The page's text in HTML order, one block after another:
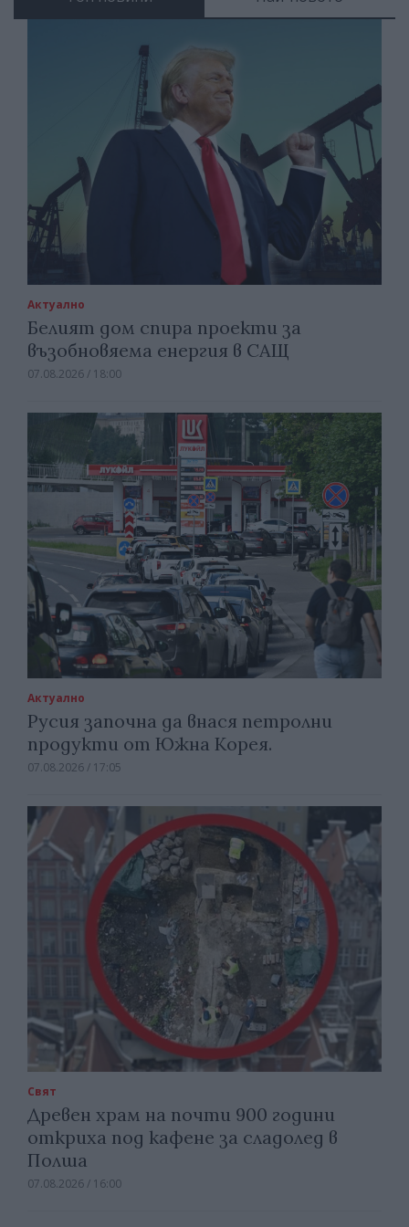
Актуално
Белият дом спира проекти за
възобновяема енергия в САЩ
07.08.2026 / 18:00
Актуално
Русия започна да внася петролни
продукти от Южна Корея.
07.08.2026 / 17:05
Свят
Древен храм на почти 900 години
откриха под кафене за сладолед в
Полша
07.08.2026 / 16:00